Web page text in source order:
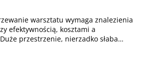
warsztatu wymaga znalezienia
efektywnością, kosztami a
przestrzenie, nierzadko słaba…